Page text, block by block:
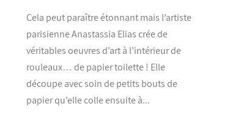
Cela peut paraître étonnant mais l’artiste
parisienne Anastassia Elias crée de
véritables oeuvres d’art à l’intérieur de
rouleaux… de papier toilette ! Elle
découpe avec soin de petits bouts de
papier qu’elle colle ensuite à...